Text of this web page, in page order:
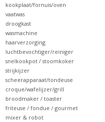
kookplaat/fornuis/oven
vaatwas
droogkast
wasmachine
haarverzorging
luchtbevochtiger/reiniger
snelkookpot / stoomkoker
strijkijzer
scheerapparaat/tondeuse
croque/wafelijzer/grill
broodmaker / toaster
friteuse / fondue / gourmet
mixer & robot